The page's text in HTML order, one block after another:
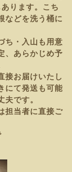
ります。こち
などを洗う桶に
ち・入山も用意
、あらかじめ予
接お届けいたし
にて発送も可能
夫です。
担当者に直接ご